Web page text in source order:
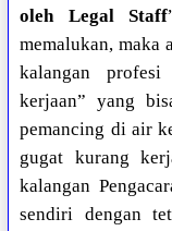
oleh Legal Staff
memalukan, maka
kalangan
kerjaan” yang
pemancing di air
gugat kurang
kalangan
sendiri dengan